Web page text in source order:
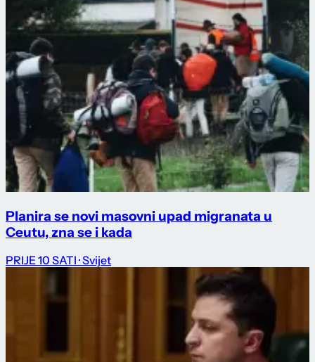
Planira se novi masovni upad migranata u
Ceutu, zna se i kada
PRIJE 10 SATI · Svijet